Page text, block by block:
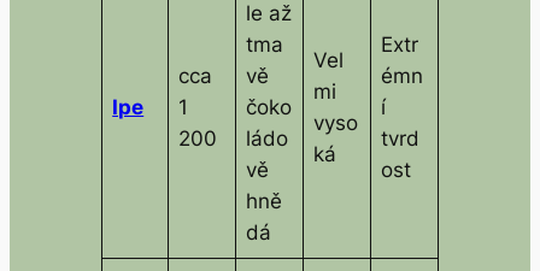
Ipe
cca
1
200
le až
tma
vě
čoko
ládo
vě
hně
dá
Vel
mi
vyso
ká
Extr
émn
í
tvrd
ost